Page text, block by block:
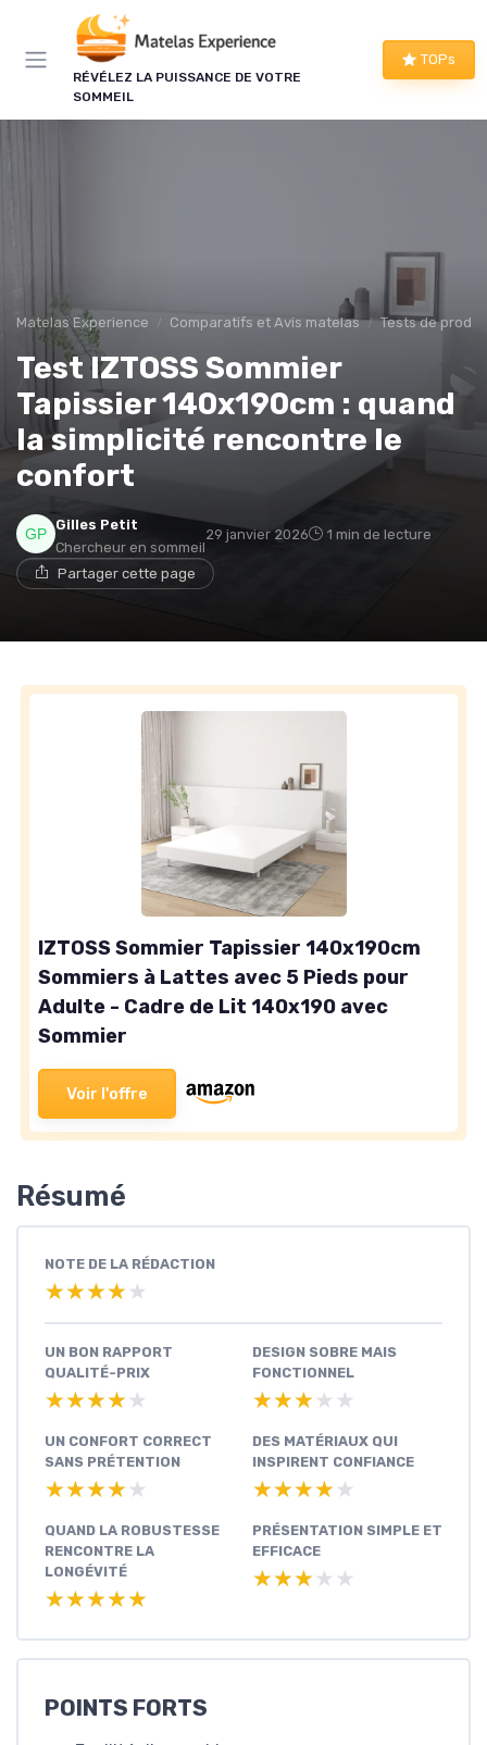
RÉVÉLEZ LA PUISSANCE DE VOTRE
SOMMEIL
TOPs
Matelas Experience Comparatifs et Avis matelas Tests de
Test IZTOSS Sommier
Tapissier 140x190cm : quand
la simplicité rencontre le
confort
Gilles Petit
Chercheur en sommeil
29 janvier 2026 1 min de lecture
Partager cette page
IZTOSS Sommier Tapissier 140x190cm
Sommiers à Lattes avec 5 Pieds pour
Adulte - Cadre de Lit 140x190 avec
Sommier
Voir l'offre
Résumé
NOTE DE LA RÉDACTION
★★★★★
★★★★★
UN BON RAPPORT
QUALITÉ-PRIX
★★★★★
★★★★★
DESIGN SOBRE MAIS
FONCTIONNEL
★★★★★
★★★★★
UN CONFORT CORRECT
SANS PRÉTENTION
★★★★★
★★★★★
DES MATÉRIAUX QUI
INSPIRENT CONFIANCE
★★★★★
★★★★★
QUAND LA ROBUSTESSE
RENCONTRE LA
LONGÉVITÉ
★★★★★
★★★★★
PRÉSENTATION SIMPLE ET
EFFICACE
★★★★★
★★★★★
POINTS FORTS
→ Je rejoins le club
* En rejoignant le club, j'accepte de recevoir les emails
Panneau de gestion des cookies